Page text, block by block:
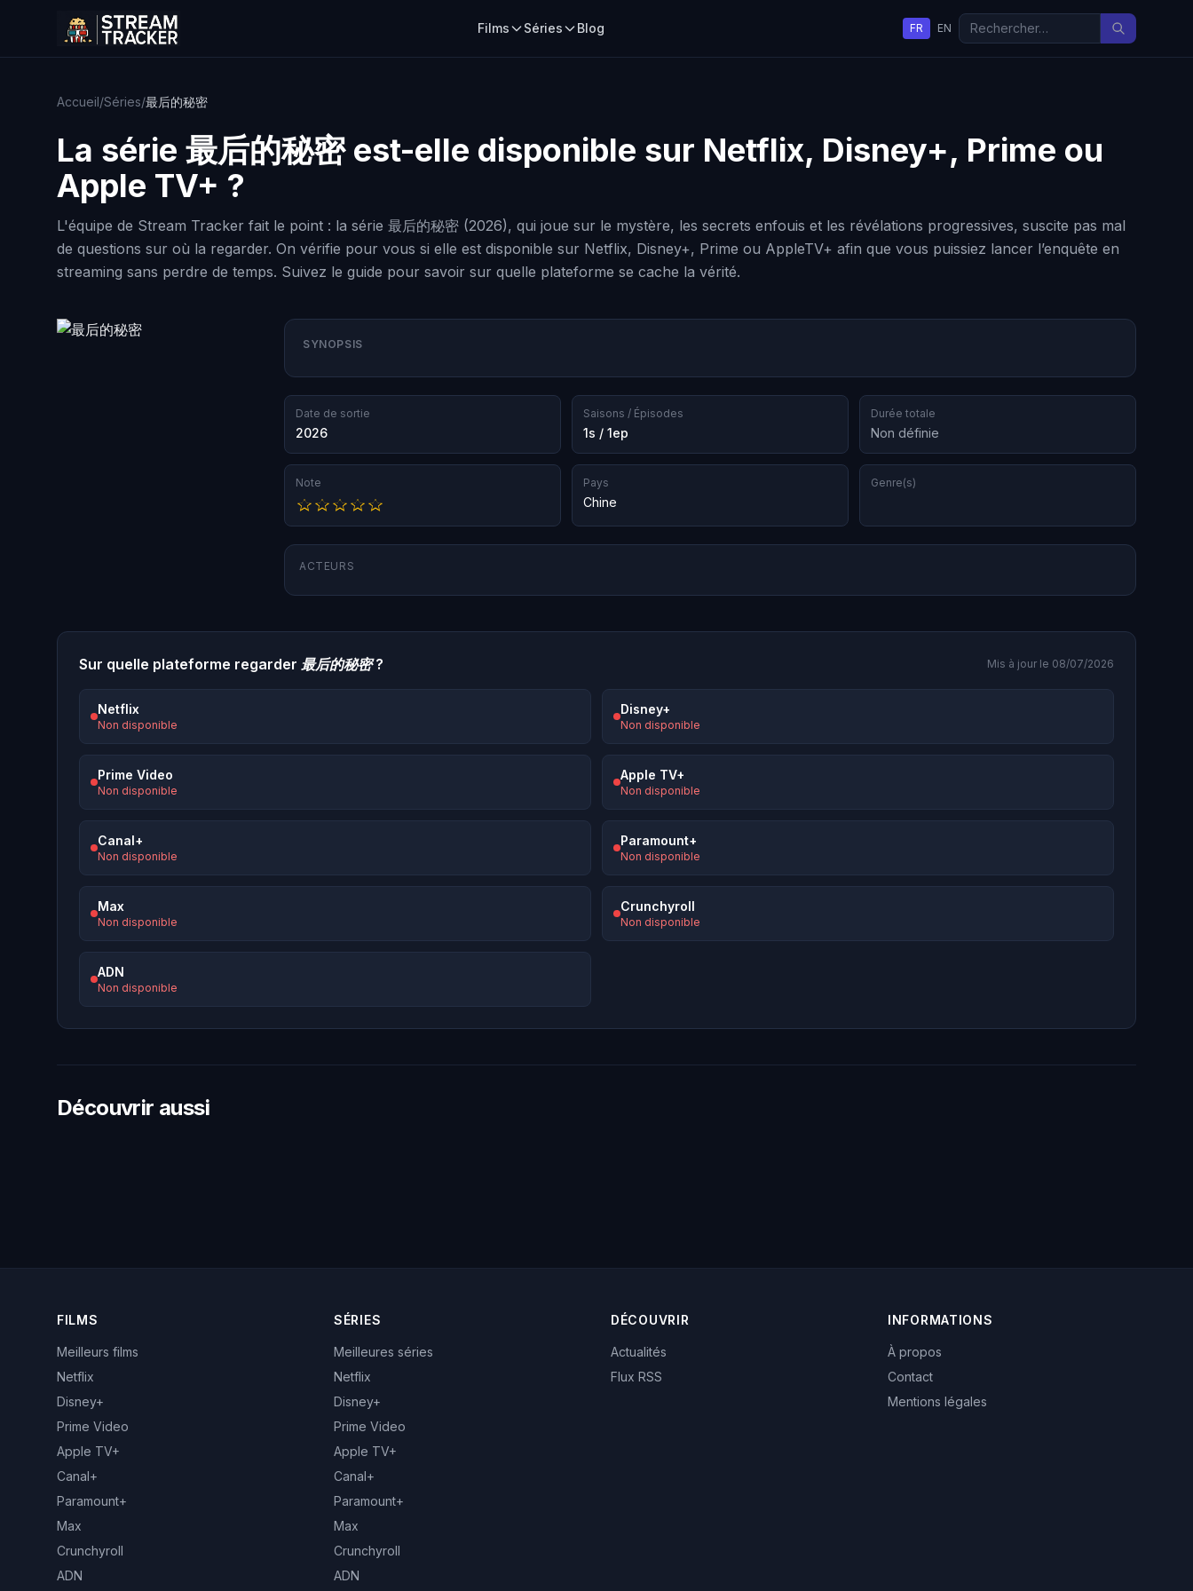
Films Séries Blog FR EN
Accueil/Séries/最后的秘密
La série 最后的秘密est-elle disponible sur Netflix, Disney+, Prime ou
Apple TV+ ?
L'équipe de Stream Tracker fait le point : la série 最后的秘密 (2026), qui joue sur le mystère, les secrets enfouis et les révélations progressives, suscite pas mal
de questions sur où la regarder. On vérifie pour vous si elle est disponible sur Netflix, Disney+, Prime ou AppleTV+ afin que vous puissiez lancer l’enquête en
streaming sans perdre de temps. Suivez le guide pour savoir sur quelle plateforme se cache la vérité.
SYNOPSIS
Date de sortie
2026
Saisons / Épisodes
1s / 1ep
Durée totale
Non définie
Note Pays
Chine
Genre(s)
ACTEURS
Sur quelle plateforme regarder 最后的秘密? Mis à jour le 08/07/2026
Netflix
Non disponible
Disney+
Non disponible
Prime Video
Non disponible
Apple TV+
Non disponible
Canal+
Non disponible
Paramount+
Non disponible
Max
Non disponible
Crunchyroll
Non disponible
ADN
Non disponible
Découvrir aussi
FILMS
Meilleurs films
Netflix
Disney+
Prime Video
Apple TV+
Canal+
Paramount+
Max
Crunchyroll
ADN
SÉRIES
Meilleures séries
Netflix
Disney+
Prime Video
Apple TV+
Canal+
Paramount+
Max
Crunchyroll
ADN
DÉCOUVRIR
Actualités
Flux RSS
INFORMATIONS
À propos
Contact
Mentions légales